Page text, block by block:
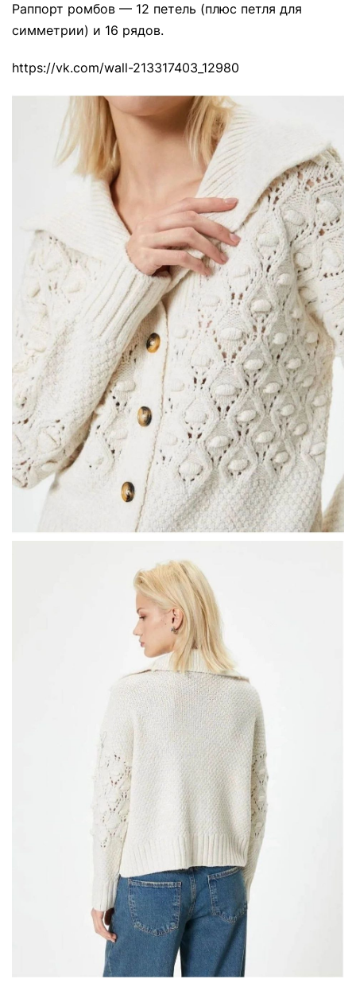
Раппорт ромбов — 12 петель (плюс петля для
симметрии) и 16 рядов.
https://vk.com/wall-213317403_12980